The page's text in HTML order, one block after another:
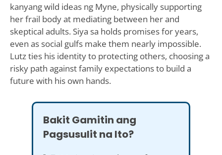
kanyang wild ideas ng Myne, physically supporting
her frail body at mediating between her and
skeptical adults. Siya sa holds promises for years,
even as social gulfs make them nearly impossible.
Lutz ties his identity to protecting others, choosing a
risky path against family expectations to build a
future with his own hands.
Bakit Gamitin ang
Pagsusulit na Ito?